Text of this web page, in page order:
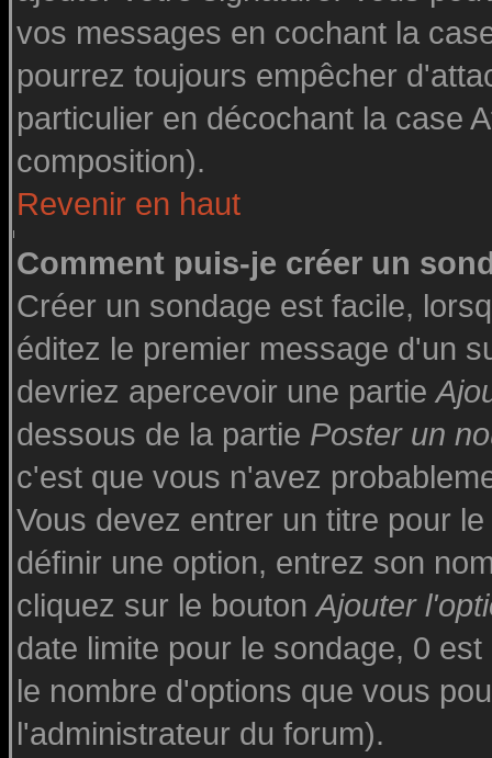
vos messages en cochant la
pourrez toujours empêcher
particulier en décochant la case
composition).
Revenir en haut
Comment puis-je créer un
Créer un sondage est facile,
éditez le premier message d'un
devriez apercevoir une partie
dessous de la partie Poster un
c'est que vous n'avez
Vous devez entrer un titre pour
définir une option, entrez son
cliquez sur le boutonAjouter
date limite pour le sondage, 0
le nombre d'options que vous
l'administrateur du forum).